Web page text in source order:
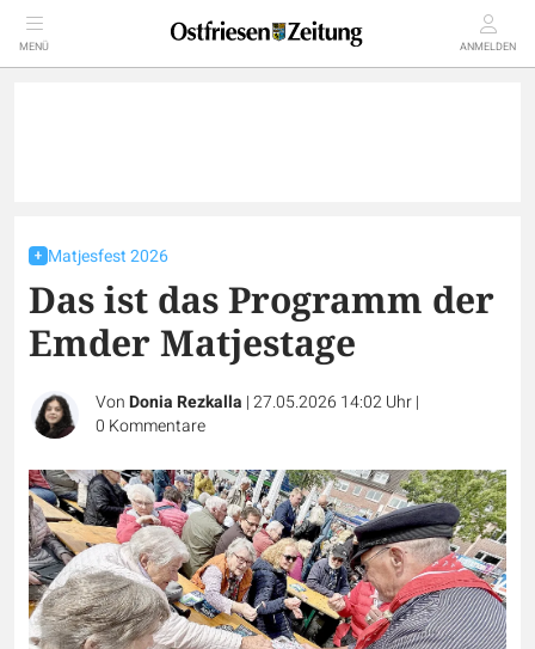
MENÜ ANMELDEN
Matjesfest 2026
Das ist das Programm der
Emder Matjestage
VonDonia Rezkalla |27.05.2026 14:02 Uhr|
0 Kommentare